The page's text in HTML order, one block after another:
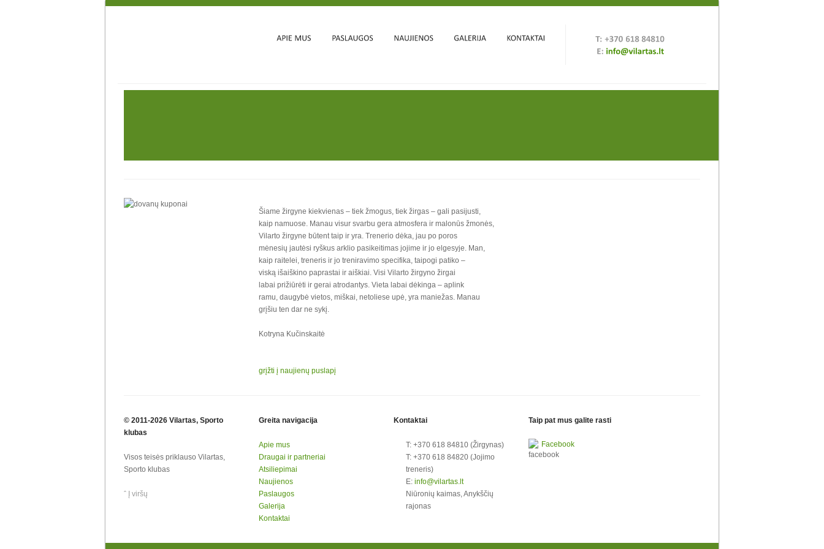
Šiame žirgyne kiekvienas – tiek žmogus, tiek žirgas – gali pasijusti,
kaip namuose. Manau visur svarbu gera atmosfera ir malonūs žmonės,
Vilarto žirgyne būtent taip ir yra. Trenerio dėka, jau po poros
mėnesių jautėsi ryškus arklio pasikeitimas jojime ir jo elgesyje. Man,
kaip raitelei, treneris ir jo treniravimo specifika, taipogi patiko –
viską išaiškino paprastai ir aiškiai. Visi Vilarto žirgyno žirgai
labai prižiūrėti ir gerai atrodantys. Vieta labai dėkinga – aplink
ramu, daugybė vietos, miškai, netoliese upė, yra maniežas. Manau
grįšiu ten dar ne sykį.
Kotryna Kučinskaitė
grįžti į naujienų puslapį
© 2011-2026 Vilartas, Sporto
klubas
Visos teisės priklauso Vilartas,
Sporto klubas
ˆ Į viršų
Greita navigacija
Apie mus
Draugai ir partneriai
Atsiliepimai
Naujienos
Paslaugos
Galerija
Kontaktai
Kontaktai
T: +370 618 84810 (Žirgynas)
T: +370 618 84820 (Jojimo
treneris)
E: info@vilartas.lt
Niūronių kaimas, Anykščių
rajonas
Taip pat mus galite rasti
Facebook